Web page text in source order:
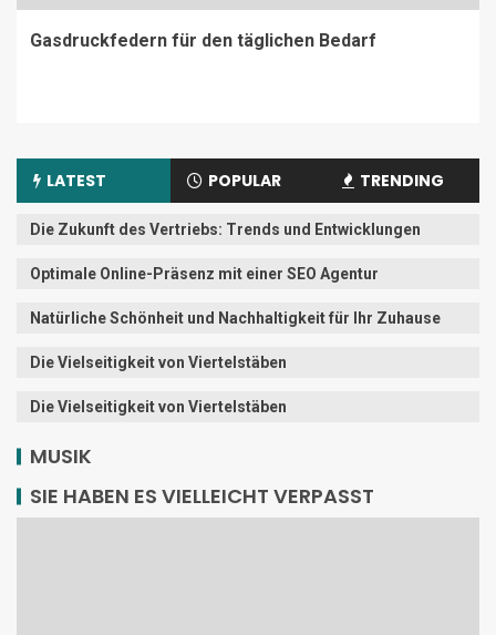
Gasdruckfedern für den täglichen Bedarf
LATEST POPULAR TRENDING
Die Zukunft des Vertriebs: Trends und Entwicklungen
Optimale Online-Präsenz mit einer SEO Agentur
Natürliche Schönheit und Nachhaltigkeit für Ihr Zuhause
Die Vielseitigkeit von Viertelstäben
Die Vielseitigkeit von Viertelstäben
MUSIK
SIE HABEN ES VIELLEICHT VERPASST